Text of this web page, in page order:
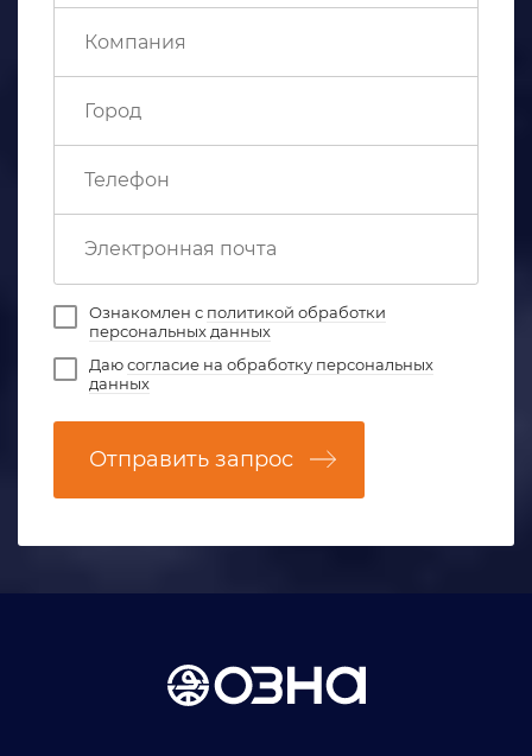
Ознакомлен с политикой обработки
персональных данных
Даюсогласие на обработку персональных
данных
Отправить запрос